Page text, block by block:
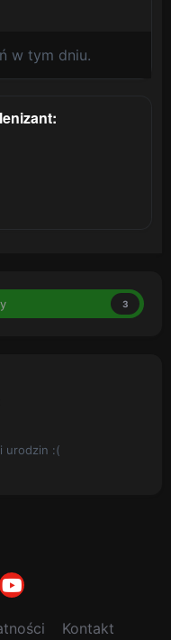
w tym dniu.
3
urodzin :(
Kontakt